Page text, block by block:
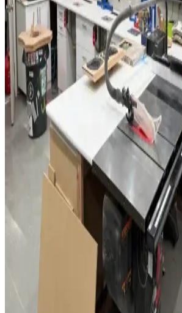
Morado ağacının sertliği ve yoğunluğuyla
tekniği birleştirilerek estetik ve dayanıklı
konuyor. Kesim, yapıştırma ve yüzey
bu süreçte LED aydınlatma entegrasyonu da
Oturma Odası Dekorasyonunda
ve İşlevselliğin Uyumuyla Şık
Oturma odası dekorasyonunda lambalar,
bir araya getirerek atmosferi belirler. Çeşitli
modeller, tarzınıza uygun seçeneği bulmanızı
Modern ve İşlevsel Banyo Dolabı
Verimliliği Artırın
Modern banyo dolapları, dayanıklı
alanınızı optimize eder, düzen sağlar ve
ihtiyaçlara uygun çözümlerle banyolarınızı
IKEA Abajur Başlıkları:
Uyumuyla Dekorasyonunuzu
IKEA abajur başlıkları, fonksiyonellik ve
farklı dekorasyonlara uygun çözümler sunar.
kullanılabilir modellerle yaşam alanlarınızı